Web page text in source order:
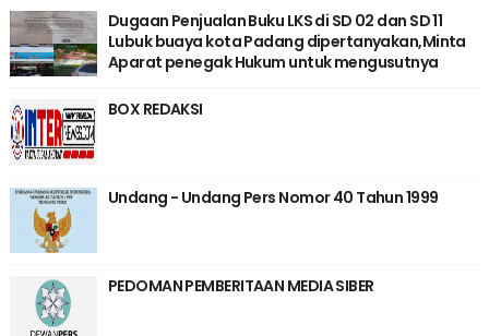
Dugaan Penjualan Buku LKS di SD 02 dan SD 11
Lubuk buaya kota Padang dipertanyakan,Minta
Aparat penegak Hukum untuk mengusutnya
BOX REDAKSI
Undang - Undang Pers Nomor 40 Tahun 1999
PEDOMAN PEMBERITAAN MEDIA SIBER